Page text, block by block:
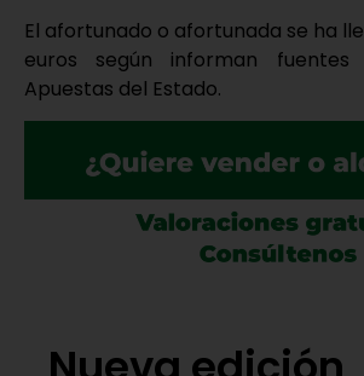
El afortunado o afortunada se ha
euros según informan
Apuestas del Estado.